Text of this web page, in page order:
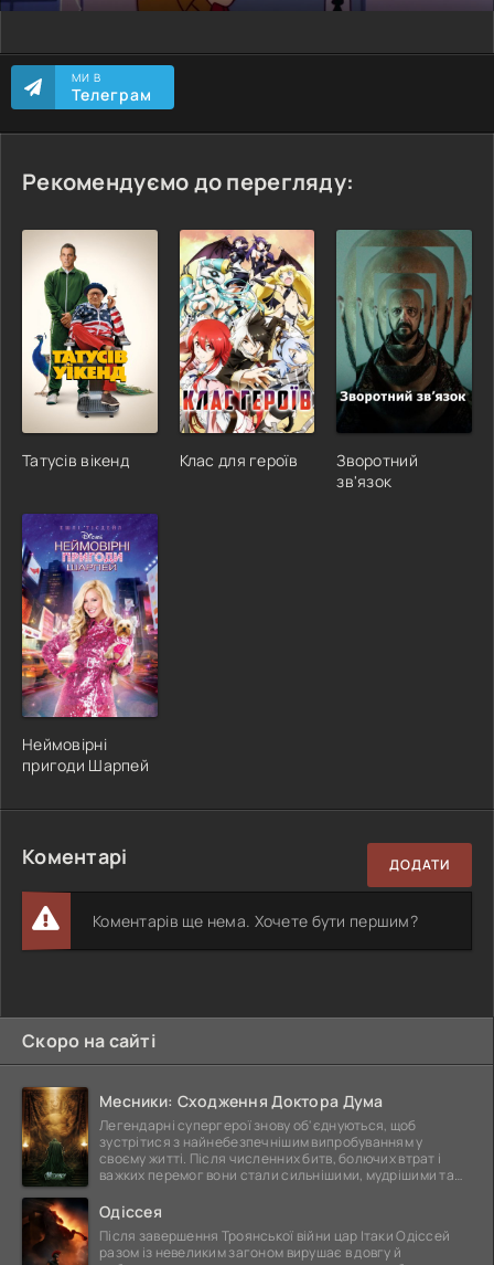
МИ В
Телеграм
Рекомендуємо до перегляду:
Татусів вікенд Клас для героїв
Зворотний
зв'язок
Неймовірні
пригоди Шарпей
Коментарі ДОДАТИ
Коментарів ще нема. Хочете бути першим?
Скоро на сайті
Месники: Сходження Доктора Дума
Легендарні супергерої знову об'єднуються, щоб
зустрітися з найнебезпечнішим випробуванням у
своєму житті. Після численних битв, болючих втрат і
важких перемог вони стали сильнішими, мудрішими та
Одіссея
Після завершення Троянської війни цар Ітаки Одіссей
разом із невеликим загоном вирушає в довгу й